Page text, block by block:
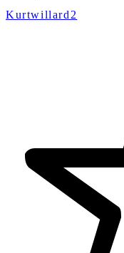
Kurtwillard2